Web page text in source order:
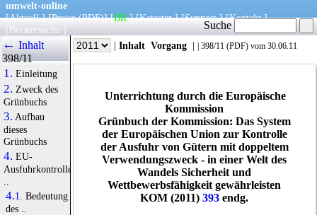
umwelt-online
[Aktuell] [Preise (PDF)] [BR] [Kataster] [Support] [Kontakt]
[ Beratersuche ]
|Info | Inhalt Vorgang | 398/11 (PDF) vom 30.06.11
Unterrichtung durch die Europäische
Kommission
Grünbuch der Kommission: Das System
der Europäischen Union zur Kontrolle
der Ausfuhr von Gütern mit doppeltem
Verwendungszweck - in einer Welt des
Wandels Sicherheit und
Wettbewerbsfähigkeit gewährleisten
KOM (2011)393 endg.
← Inhalt
398/11
1. Einleitung
2. Zweck des
Grünbuchs
3. Aufbau
dieses
Grünbuchs
4. EU-
Ausfuhrkontrollen
4.1.
Bedeutung
des ..
Suche